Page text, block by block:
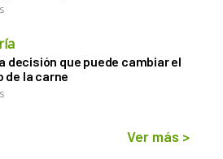
decisión que puede cambiar el
de la carne
Ver más >